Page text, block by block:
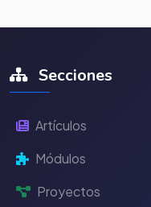
Secciones
Artículos
Módulos
Proyectos